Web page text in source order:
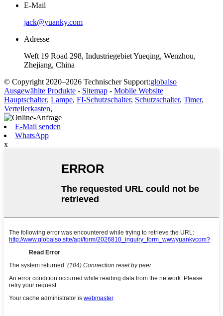
E-Mail
jack@yuanky.com
Adresse
Weft 19 Road 298, Industriegebiet Yueqing, Wenzhou,
Zhejiang, China
© Copyright 2020–2026 Technischer Support:globalso
Ausgewählte Produkte - Sitemap - Mobile Website
Hauptschalter, Lampe, FI-Schutzschalter, Schutzschalter, Timer,
Verteilerkasten,
E-Mail senden
WhatsApp
x